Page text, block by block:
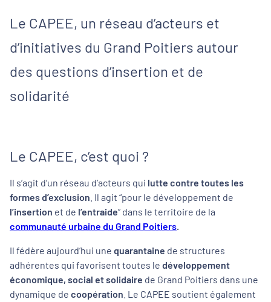
Le CAPEE, un réseau d’acteurs et
d’initiatives du Grand Poitiers autour
des questions d’insertion et de
solidarité
Le CAPEE, c’est quoi ?
Il s’agit d’un réseau d’acteurs qui lutte contre toutes les
formes d’exclusion . Il agit “pour le développement de
l’insertion et de l’entraide” dans le territoire de la
communauté urbaine du Grand Poitiers.
Il fédère aujourd’hui une quarantaine de structures
adhérentes qui favorisent toutes le développement
économique, social et solidaire de Grand Poitiers dans une
dynamique de coopération . Le CAPEE soutient également